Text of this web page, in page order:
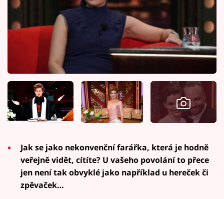
Jak se jako nekonvenční farářka, která je hodně
veřejně vidět, cítíte? U vašeho povolání to přece
jen není tak obvyklé jako například u hereček či
zpěvaček…